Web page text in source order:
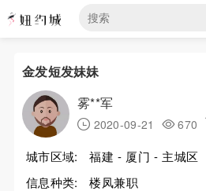
金发短发妹妹
雾**军
2020-09-21 670
城市区域:
福建 - 厦门 - 主城区
信息种类:
楼凤兼职